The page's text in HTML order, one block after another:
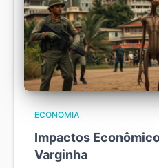
ECONOMIA
Impactos
Varginha